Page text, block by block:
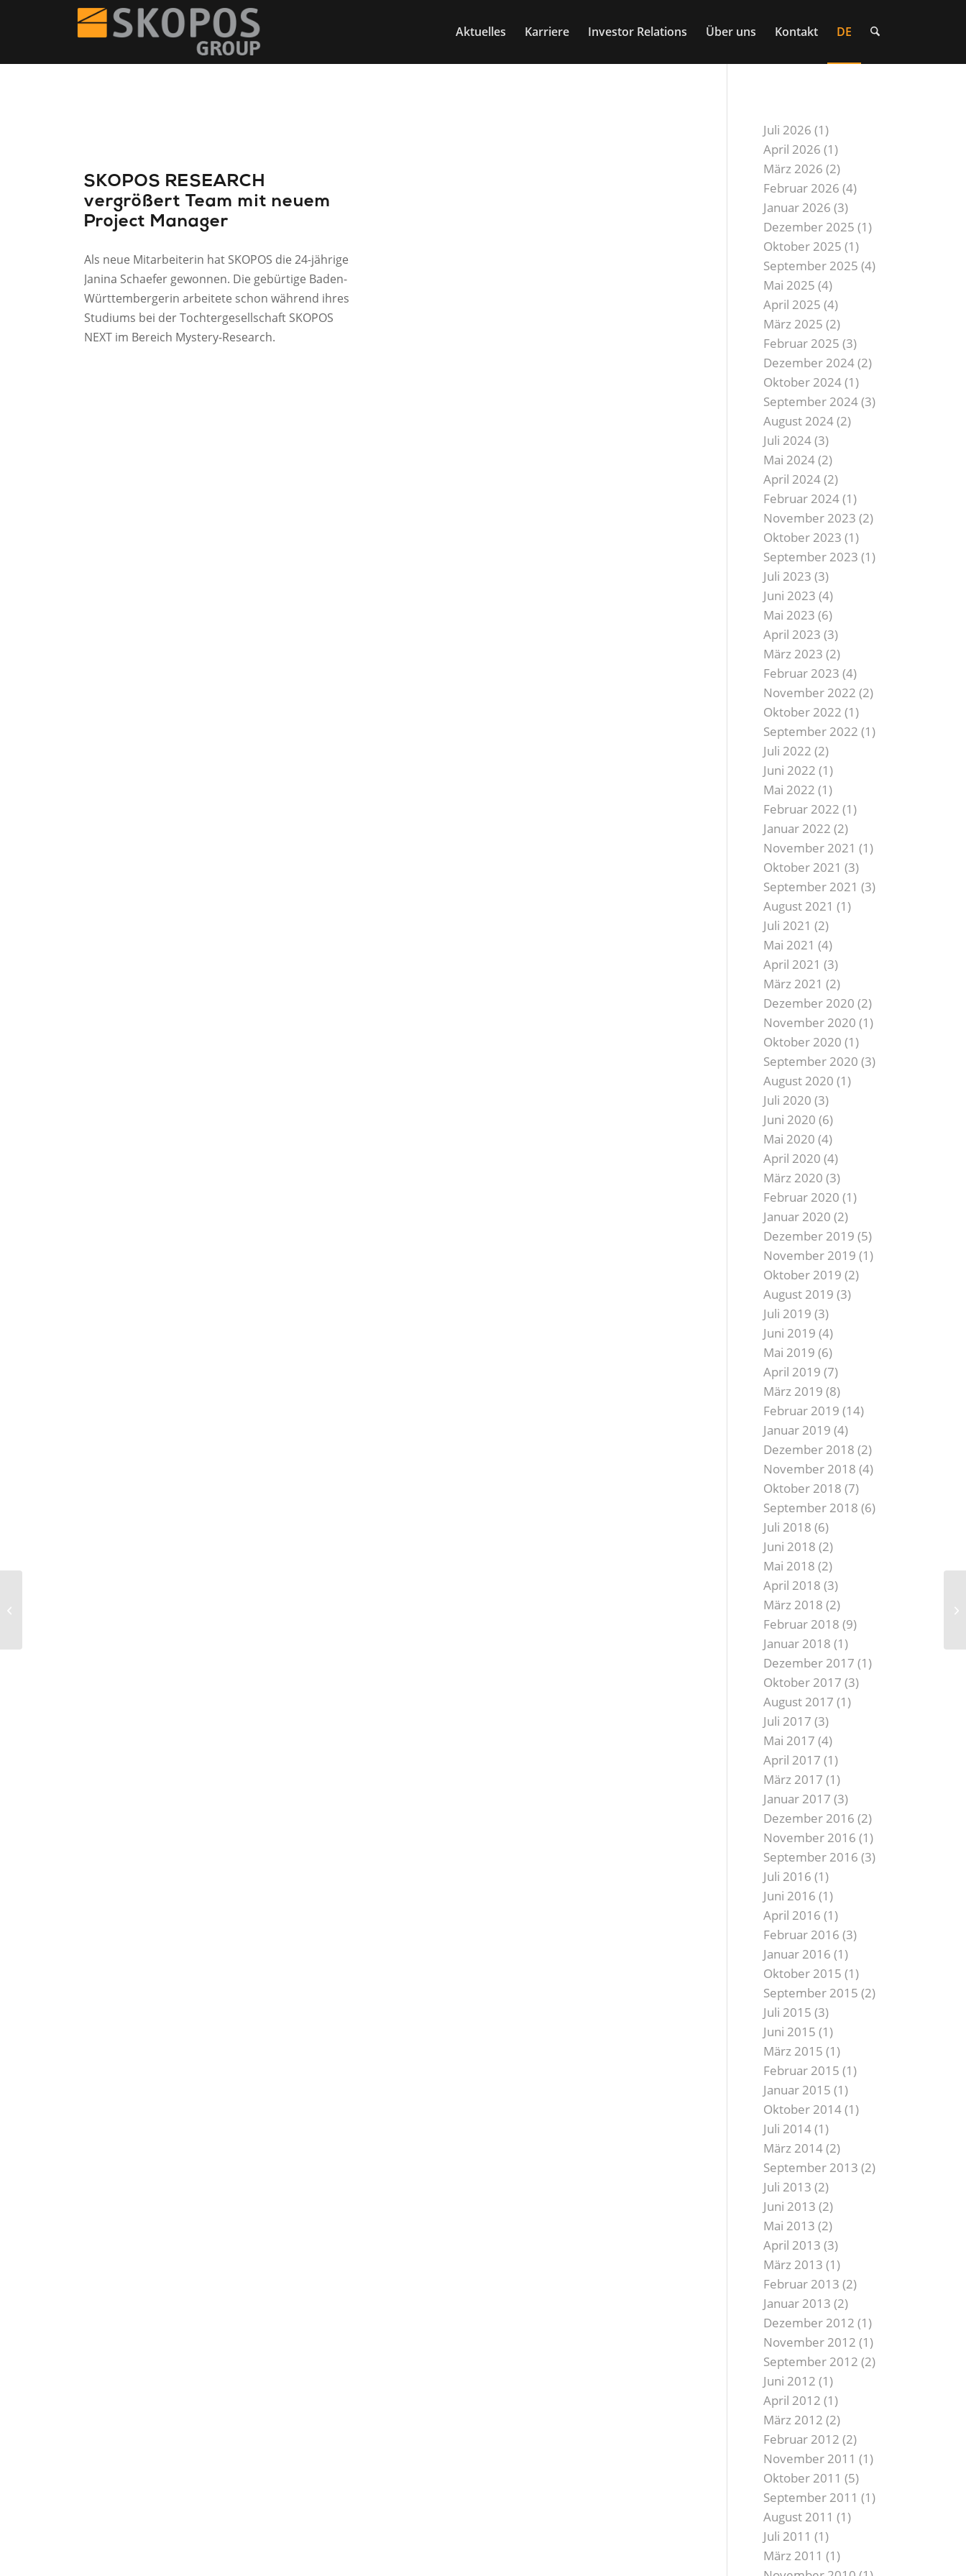
Aktuelles Karriere Investor Relations Über uns Kontakt DE
SKOPOS RESEARCH
vergrößert Team mit neuem
Project Manager
Als neue Mitarbeiterin hat SKOPOS die 24-jährige
Janina Schaefer gewonnen. Die gebürtige Baden-
Württembergerin arbeitete schon während ihres
Studiums bei der Tochtergesellschaft SKOPOS
NEXT im Bereich Mystery-Research.
Juli 2026 (1)
April 2026 (1)
März 2026 (2)
Februar 2026 (4)
Januar 2026 (3)
Dezember 2025 (1)
Oktober 2025 (1)
September 2025 (4)
Mai 2025 (4)
April 2025 (4)
März 2025 (2)
Februar 2025 (3)
Dezember 2024(2)
Oktober 2024(1)
September 2024(3)
August 2024(2)
Juli 2024(3)
Mai 2024(2)
April 2024(2)
Februar 2024(1)
November 2023 (2)
Oktober 2023 (1)
September 2023 (1)
Juli 2023 (3)
Juni 2023 (4)
Mai 2023 (6)
April 2023 (3)
März 2023 (2)
Februar 2023 (4)
November 2022 (2)
Oktober 2022 (1)
September 2022 (1)
Juli 2022 (2)
Juni 2022 (1)
Mai 2022 (1)
Februar 2022 (1)
Januar 2022 (2)
November 2021 (1)
Oktober 2021 (3)
September 2021 (3)
August 2021 (1)
Juli 2021 (2)
Mai 2021 (4)
April 2021 (3)
März 2021 (2)
Dezember 2020 (2)
November 2020 (1)
Oktober 2020 (1)
September 2020 (3)
August 2020 (1)
Juli 2020 (3)
Juni 2020 (6)
Mai 2020 (4)
April 2020 (4)
März 2020 (3)
Februar 2020 (1)
Januar 2020 (2)
Dezember 2019 (5)
November 2019 (1)
Oktober 2019 (2)
August 2019 (3)
Juli 2019 (3)
Juni 2019 (4)
Mai 2019 (6)
April 2019 (7)
März 2019 (8)
Februar 2019 (14)
Januar 2019 (4)
Dezember 2018 (2)
November 2018 (4)
Oktober 2018 (7)
September 2018 (6)
Juli 2018 (6)
Juni 2018 (2)
Mai 2018 (2)
April 2018 (3)
März 2018 (2)
Februar 2018 (9)
Januar 2018 (1)
Dezember 2017 (1)
Oktober 2017 (3)
August 2017 (1)
Juli 2017 (3)
Mai 2017 (4)
April 2017 (1)
März 2017 (1)
Januar 2017 (3)
Dezember 2016 (2)
November 2016 (1)
September 2016 (3)
Juli 2016 (1)
Juni 2016 (1)
April 2016 (1)
Februar 2016 (3)
Januar 2016 (1)
Oktober 2015 (1)
September 2015 (2)
Juli 2015 (3)
Juni 2015 (1)
März 2015 (1)
Februar 2015 (1)
Januar 2015 (1)
Oktober 2014(1)
Juli 2014(1)
März 2014(2)
September 2013 (2)
Juli 2013 (2)
Juni 2013 (2)
Mai 2013 (2)
April 2013 (3)
März 2013 (1)
Februar 2013 (2)
Januar 2013 (2)
Dezember 2012 (1)
November 2012 (1)
September 2012 (2)
Juni 2012 (1)
April 2012 (1)
März 2012 (2)
Februar 2012 (2)
November 2011 (1)
Oktober 2011 (5)
September 2011 (1)
August 2011 (1)
Juli 2011 (1)
März 2011 (1)